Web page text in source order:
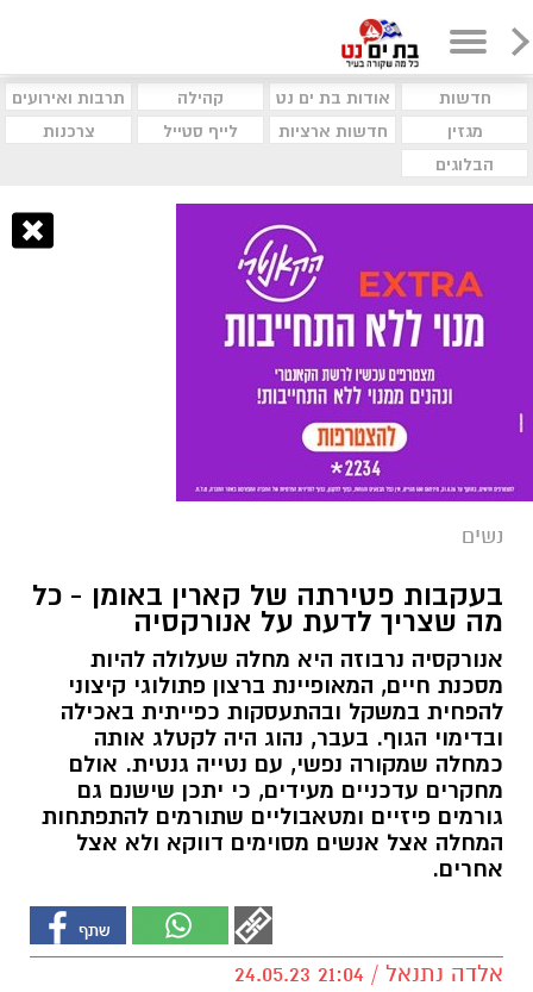
חדשות אודות בת ים נט קהילה
תרבות ואירועים
מגזין
חדשות ארציות לייף סטייל
צרכנות
הבלוגים
נשים
בעקבות פטירתה של קארין באומן - כל
מה שצריך לדעת על אנורקסיה
אנורקסיה נרבוזה היא מחלה שעלולה להיות
מסכנת חיים, המאופיינת ברצון פתולוגי קיצוני
להפחית במשקל ובהתעסקות כפייתית באכילה
ובדימוי הגוף. בעבר, נהוג היה לקטלג אותה
כמחלה שמקורה נפשי, עם נטייה גנטית. אולם
מחקרים עדכניים מעידים, כי יתכן שישנם גם
גורמים פיזיים ומטאבוליים שתורמים להתפתחות
המחלה אצל אנשים מסוימים דווקא ולא אצל
אחרים.
אלדה נתנאל / 21:04 24.05.23